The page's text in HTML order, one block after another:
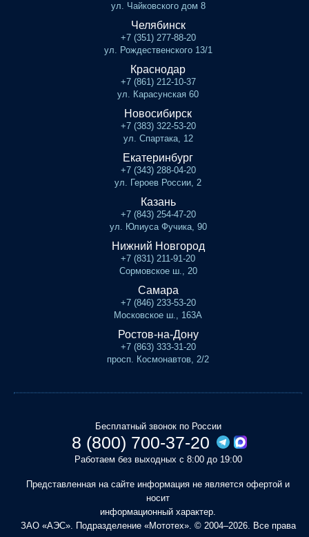
ул. Чайковского дом 8
Челябинск
+7 (351) 277-88-20
ул. Рождественского 13/1
Краснодар
+7 (861) 212-10-37
ул. Карасунская 60
Новосибирск
+7 (383) 322-53-20
ул. Спартака, 12
Екатеринбург
+7 (343) 288-04-20
ул. Героев России, 2
Казань
+7 (843) 254-47-20
ул. Юлиуса Фучика, 90
Нижний Новгород
+7 (831) 211-91-20
Сормовское ш., 20
Самара
+7 (846) 233-53-20
Московское ш., 163А
Ростов-на-Дону
+7 (863) 333-31-20
просп. Космонавтов, 2/2
Бесплатный звонок по России
8 (800) 700-37-20
Работаем без выходных с 8:00 до 19:00
Представленная на сайте информация не является офертой и
носит
информационный характер.
ЗАО «АЭС». Подразделение «Мототех». © 2004–2026. Все права